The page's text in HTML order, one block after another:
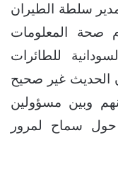
سلطة الطيران
صحة المعلومات
للطائرات
إن الحديث غير صحيح
وبين مسؤولين
حول سماح لمرور